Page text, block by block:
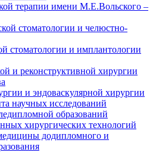
терапии имени М.Е.Вольского –
стоматологии и челюстно-
стоматологии и имплантологии
и реконструктивной хирургии
и эндоваскулярной хирургии
научных исследований
образований
хирургических технологий
додипломного и